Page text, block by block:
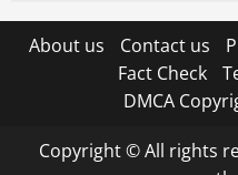
About us Contact us
Fact Check
DMCA
Copyright © All rights